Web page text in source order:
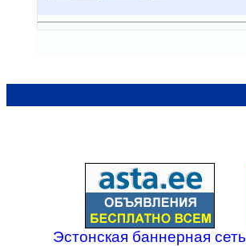
Эстонская баннерная сеть